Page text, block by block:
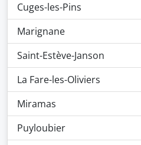
Cuges-les-Pins
Marignane
Saint-Estève-Janson
La Fare-les-Oliviers
Miramas
Puyloubier